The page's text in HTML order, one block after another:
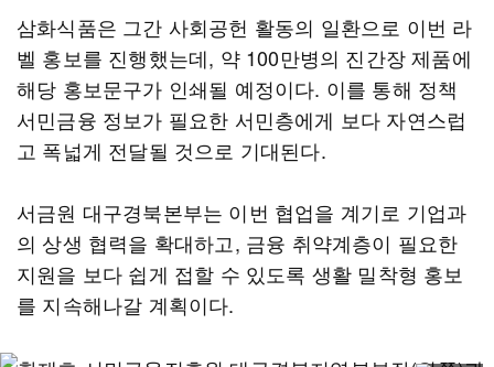
삼화식품은 그간 사회공헌 활동의 일환으로 이번 라
벨 홍보를 진행했는데, 약 100만병의 진간장 제품에
해당 홍보문구가 인쇄될 예정이다. 이를 통해 정책
서민금융 정보가 필요한 서민층에게 보다 자연스럽
고 폭넓게 전달될 것으로 기대된다.
서금원 대구경북본부는 이번 협업을 계기로 기업과
의 상생 협력을 확대하고, 금융 취약계층이 필요한
지원을 보다 쉽게 접할 수 있도록 생활 밀착형 홍보
를 지속해나갈 계획이다.